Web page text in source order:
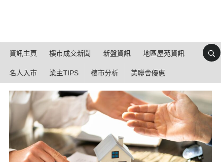
資訊主頁 樓市成交新聞 新盤資訊 地區屋苑資訊
名人入市 業主TIPS 樓市分析 美聯會優惠